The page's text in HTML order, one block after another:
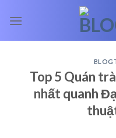
Top 5 Quán
nhất quanh